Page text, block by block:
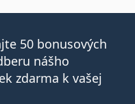
50 bonusových
nášho
zdarma k vašej